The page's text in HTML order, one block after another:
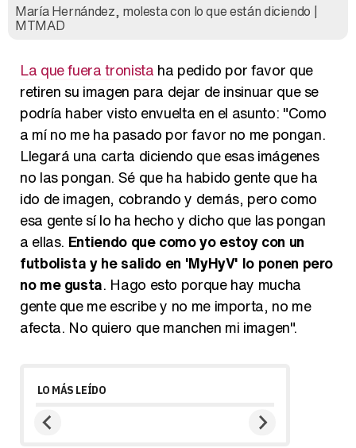
María Hernández, molesta con lo que están diciendo |
MTMAD
La que fuera tronista ha pedido por favor que
retiren su imagen para dejar de insinuar que se
podría haber visto envuelta en el asunto: "Como
a mí no me ha pasado por favor no me pongan.
Llegará una carta diciendo que esas imágenes
no las pongan. Sé que ha habido gente que ha
ido de imagen, cobrando y demás, pero como
esa gente sí lo ha hecho y dicho que las pongan
a ellas. Entiendo que como yo estoy con un
futbolista y he salido en 'MyHyV' lo ponen pero
no me gusta. Hago esto porque hay mucha
gente que me escribe y no me importa, no me
afecta. No quiero que manchen mi imagen".
LO MÁS LEÍDO